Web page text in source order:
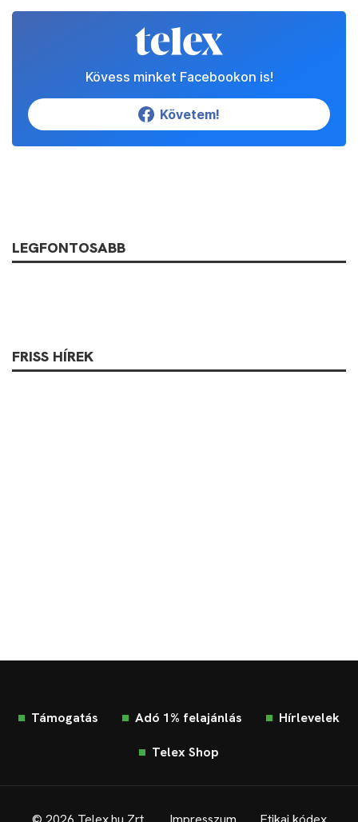
Kövess minket Facebookon is!
Követem!
LEGFONTOSABB
FRISS HÍREK
Támogatás Adó 1% felajánlás Hírlevelek
Telex Shop